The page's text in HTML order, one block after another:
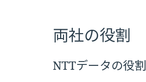
両社の役割
NTTデータの役割